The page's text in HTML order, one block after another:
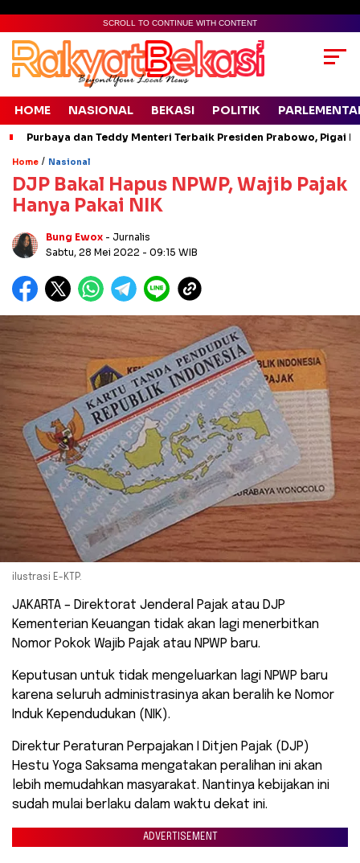
SCROLL TO CONTINUE WITH CONTENT
HOME NASIONAL BEKASI POLITIK
Purbaya dan Teddy Menteri Terbaik Presiden Prabowo, Pigai
Home / Nasional
DJP Bakal Hapus NPWP, Wajib Pajak
Hanya Pakai NIK
Bung Ewox - Jurnalis
Sabtu, 28 Mei 2022 - 09:15 WIB
ilustrasi E-KTP.
JAKARTA – Direktorat Jenderal Pajak atau DJP
Kementerian Keuangan tidak akan lagi menerbitkan
Nomor Pokok Wajib Pajak atau NPWP baru.
Keputusan untuk tidak mengeluarkan lagi NPWP baru
karena seluruh administrasinya akan beralih ke Nomor
Induk Kependudukan (NIK).
Direktur Peraturan Perpajakan I Ditjen Pajak (DJP)
Hestu Yoga Saksama mengatakan peralihan ini akan
lebih memudahkan masyarakat. Nantinya kebijakan ini
sudah mulai berlaku dalam waktu dekat ini.
ADVERTISEMENT